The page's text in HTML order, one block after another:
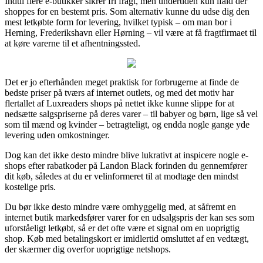
shoppes for en bestemt pris. Som alternativ kunne du udse dig den
mest letkøbte form for levering, hvilket typisk – om man bor i
Herning, Frederikshavn eller Hørning – vil være at få fragtfirmaet til
at køre varerne til et afhentningssted.
Det er jo efterhånden meget praktisk for forbrugerne at finde de
bedste priser på tværs af internet outlets, og med det motiv har
flertallet af Luxreaders shops på nettet ikke kunne slippe for at
nedsætte salgspriserne på deres varer – til babyer og børn, lige så vel
som til mænd og kvinder – betragteligt, og endda nogle gange yde
levering uden omkostninger.
Dog kan det ikke desto mindre blive lukrativt at inspicere nogle e-
shops efter rabatkoder på Landon Black forinden du gennemfører
dit køb, således at du er velinformeret til at modtage den mindst
kostelige pris.
Du bør ikke desto mindre være omhyggelig med, at såfremt en
internet butik markedsfører varer for en udsalgspris der kan ses som
uforståeligt letkøbt, så er det ofte være et signal om en uoprigtig
shop. Køb med betalingskort er imidlertid omsluttet af en vedtægt,
der skærmer dig overfor uoprigtige netshops.